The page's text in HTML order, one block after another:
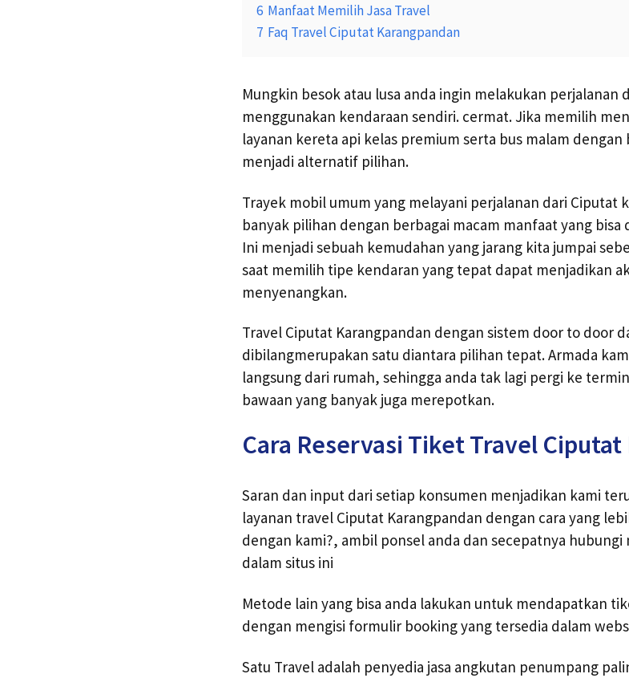
6 Manfaat Memilih Jasa Travel
7 Faq Travel Ciputat Karangpandan
Mungkin besok atau lusa anda ingin melakukan perjalanan
menggunakan kendaraan sendiri. cermat. Jika memilih
layanan kereta api kelas premium serta bus malam dengan
menjadi alternatif pilihan.
Trayek mobil umum yang melayani perjalanan dari Ciputat
banyak pilihan dengan berbagai macam manfaat yang
Ini menjadi sebuah kemudahan yang jarang kita jumpai
saat memilih tipe kendaran yang tepat dapat menjadikan
menyenangkan.
Travel Ciputat Karangpandan dengan sistem door to door
dibilangmerupakan satu diantara pilihan tepat. Armada
langsung dari rumah, sehingga anda tak lagi pergi ke
bawaan yang banyak juga merepotkan.
Cara Reservasi Tiket Travel
Saran dan input dari setiap konsumen menjadikan kami
layanan travel Ciputat Karangpandan dengan cara yang
dengan kami?, ambil ponsel anda dan secepatnya
dalam situs ini
Metode lain yang bisa anda lakukan untuk mendapatkan
dengan mengisi formulir booking yang tersedia dalam
Satu Travel adalah penyedia jasa angkutan penumpang